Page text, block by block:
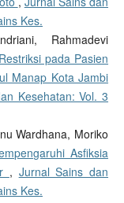
Kes.
Rahmadevi
pada Pasien
Manap Kota Jambi
Kesehatan: Vol. 3
Wardhana, Moriko
Asfiksia
, Jurnal Sains dan
Kes.